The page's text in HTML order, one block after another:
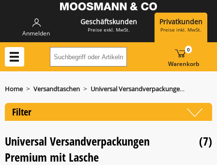
Anmelden
Geschäftskunden
Preise exkl. MwSt.
Privatkunden
Preise inkl. MwSt.
Suchbegriff oder Artikelnummer hier
Warenkorb
0
Home > Versandtaschen > Universal Versandverpackungen Premium mit Lasche
Filter
Universal Versandverpackungen
Premium mit Lasche
(7)